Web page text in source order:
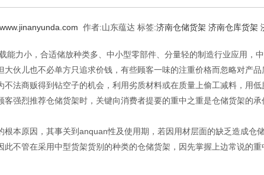
www.jinanyunda.com 作者:山东蕴达标签:济南仓储货架 济南仓库货架
力小，合适储放种类多、中小型零部件、分量轻的制造行业应用，中
大伙儿也不必单方只追求价钱，有些顾客一味的注重价格而忽略对产
法商贩得到钻空子的机会，利用劣质材料或在质量上偷工减料，用低
烈推荐仓储货架时，关键向消费者提要的重中之重是仓储货架的承
原因，其事关到anquan性及使用期，若因用材层面的缺乏造成仓
此不管在采用中型货架货别的种类的仓储货架，因先掌握上边常说的